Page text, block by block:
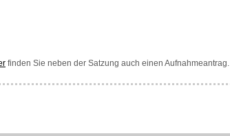
finden Sie neben der Satzung auch einen Aufnahmeantrag.